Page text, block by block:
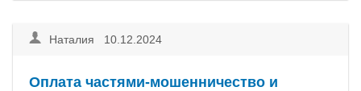
Наталия 10.12.2024
Оплата частями-мошенничество и